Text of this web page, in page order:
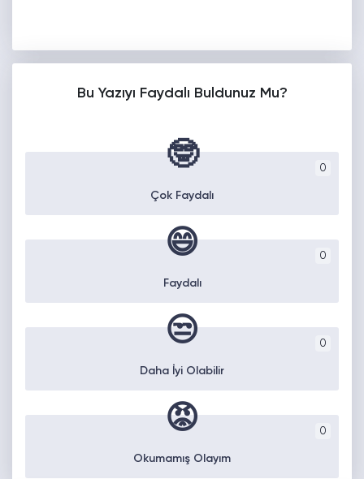
Bu Yazıyı Faydalı Buldunuz Mu?
0
🤓
Çok Faydalı
0
😄
Faydalı
0
😒
Daha İyi Olabilir
0
😡
Okumamış Olayım